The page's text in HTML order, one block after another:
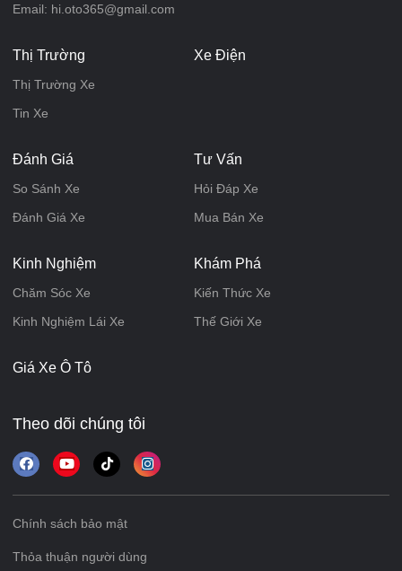
Email: hi.oto365@gmail.com
Thị Trường
Thị Trường Xe
Tin Xe
Xe Điện
Đánh Giá
So Sánh Xe
Đánh Giá Xe
Tư Vấn
Hỏi Đáp Xe
Mua Bán Xe
Kinh Nghiệm
Chăm Sóc Xe
Kinh Nghiệm Lái Xe
Khám Phá
Kiến Thức Xe
Thế Giới Xe
Giá Xe Ô Tô
Theo dõi chúng tôi
Chính sách bảo mật
Thỏa thuận người dùng